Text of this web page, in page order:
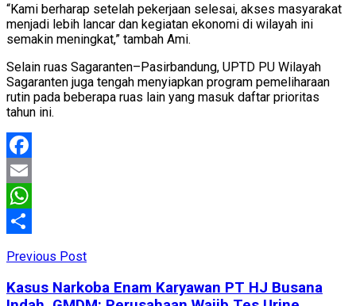
“Kami berharap setelah pekerjaan selesai, akses masyarakat
menjadi lebih lancar dan kegiatan ekonomi di wilayah ini
semakin meningkat,” tambah Ami.
Selain ruas Sagaranten–Pasirbandung, UPTD PU Wilayah
Sagaranten juga tengah menyiapkan program pemeliharaan
rutin pada beberapa ruas lain yang masuk daftar prioritas
tahun ini.
Facebook
Email
WhatsApp
Previous Post
Kasus Narkoba Enam Karyawan PT HJ Busana